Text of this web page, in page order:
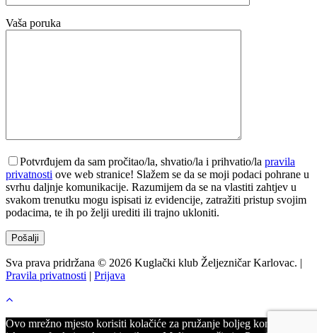
Vaša poruka
Potvrđujem da sam pročitao/la, shvatio/la i prihvatio/la pravila
privatnosti ove web stranice! Slažem se da se moji podaci pohrane u
svrhu daljnje komunikacije. Razumijem da se na vlastiti zahtjev u
svakom trenutku mogu ispisati iz evidencije, zatražiti pristup svojim
podacima, te ih po želji urediti ili trajno ukloniti.
Sva prava pridržana © 2026 Kuglački klub Željezničar Karlovac. |
Pravila privatnosti | Prijava
Ovo mrežno mjesto korisiti kolačiće za pružanje boljeg korisničkog